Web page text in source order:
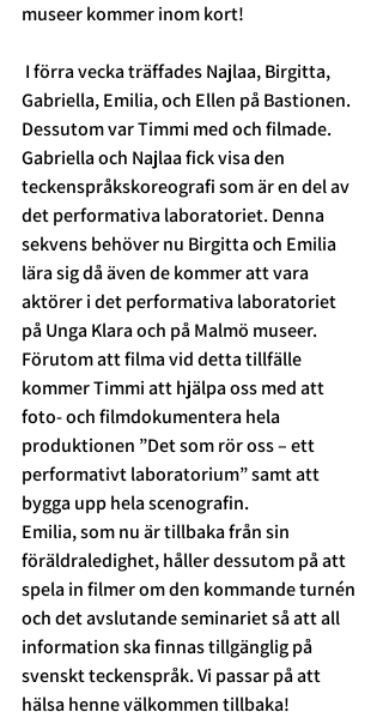
museer kommer inom kort!
Gabriella, Emilia, och Ellen på Bastionen.
Dessutom var Timmi med och filmade.
Gabriella och Najlaa fick visa den
teckenspråkskoreografi som är en del av
det performativa laboratoriet. Denna
sekvens behöver nu Birgitta och Emilia
lära sig då även de kommer att vara
aktörer i det performativa laboratoriet
på Unga Klara och på Malmö museer.
Förutom att filma vid detta tillfälle
kommer Timmi att hjälpa oss med att
foto- och filmdokumentera hela
produktionen ”Det som rör oss – ett
performativt laboratorium” samt att
bygga upp hela scenografin.
Emilia, som nu är tillbaka från sin
föräldraledighet, håller dessutom på att
spela in filmer om den kommande turnén
och det avslutande seminariet så att all
information ska finnas tillgänglig på
svenskt teckenspråk. Vi passar på att
hälsa henne välkommen tillbaka!